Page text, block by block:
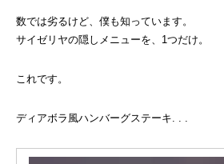
数では劣るけど、僕も知っています。
サイゼリヤの隠しメニューを、1つだけ。
これです。
ディアボラ風ハンバーグステーキ. . .